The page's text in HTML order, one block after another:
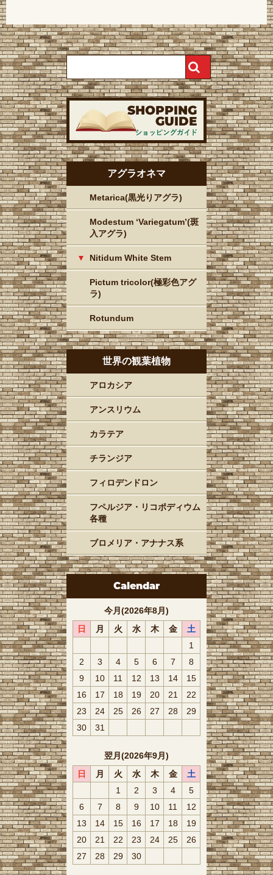
アグラオネマ
Metarica(黒光りアグラ)
Modestum ‘Variegatum’(斑
入アグラ)
Nitidum White Stem
Pictum tricolor(極彩色アグ
ラ)
Rotundum
世界の観葉植物
アロカシア
アンスリウム
カラテア
チランジア
フィロデンドロン
フペルジア・リコポディウム
各種
ブロメリア・アナナス系
Calendar
今月(2026年8月)
日
月 火 水 木 金
土
1
2
3 4 5 6 7
8
9
10 11 12 13 14
15
16
17 18 19 20 21
22
23
24 25 26 27 28
29
30
31
翌月(2026年9月)
日
月 火 水 木 金
土
1
2 3 4
5
6
7 8 9 10 11
12
13
14 15 16 17 18
19
20
21 22 23 24 25
26
27
28 29 30